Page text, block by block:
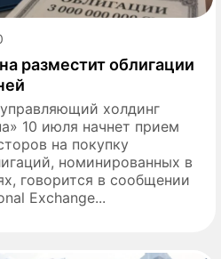
разместит облигации
холдинг
10 июля начнет прием
на покупку
номинированных в
говорится в сообщении
Exchange...